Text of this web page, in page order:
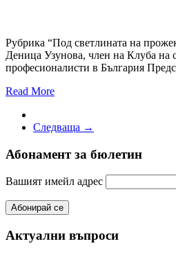
Рубрика “Под светлината на
Деница Узунова, член на Клуба на
професионалисти в България
Read More
Следваща →
Абонамент за бюлетин
Вашият имейл адрес
Актуални въпроси